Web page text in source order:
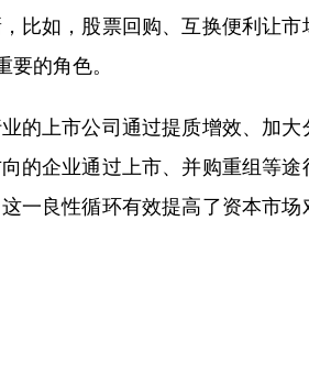
比如，股票回购、互换便利让
的角色。
上市公司通过提质增效、加大
的企业通过上市、并购重组等
一良性循环有效提高了资本市